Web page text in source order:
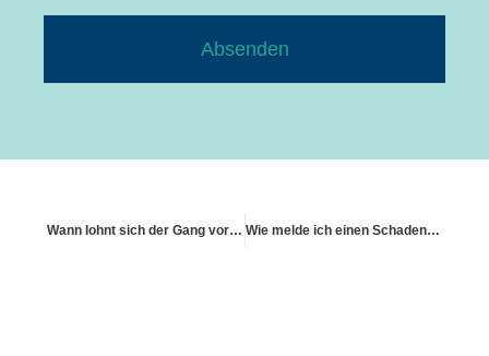
Absenden
Wann lohnt sich der Gang vor Gericht? Wie melde ich einen Schaden richtig